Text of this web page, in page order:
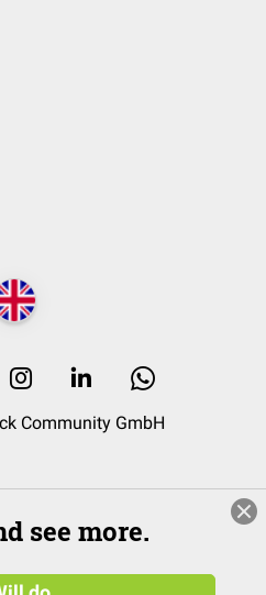
Community GmbH
see more.